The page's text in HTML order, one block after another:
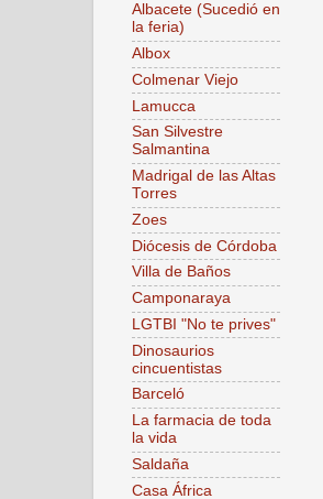
Albacete (Sucedió en
la feria)
Albox
Colmenar Viejo
Lamucca
San Silvestre
Salmantina
Madrigal de las Altas
Torres
Zoes
Diócesis de Córdoba
Villa de Baños
Camponaraya
LGTBI "No te prives"
Dinosaurios
cincuentistas
Barceló
La farmacia de toda
la vida
Saldaña
Casa África